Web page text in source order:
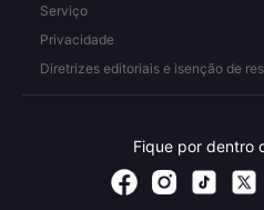
Serviço
Privacidade
Diretrizes editoriais e isenção de
Fique por dentro